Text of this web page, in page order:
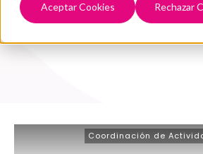
Aceptar Cookies Rechazar
Coordinación de